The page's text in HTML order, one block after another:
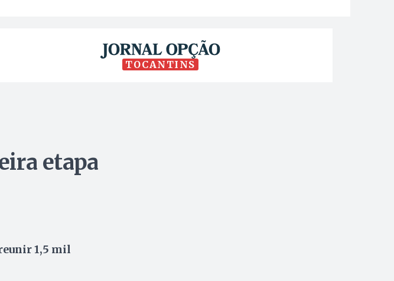
TOCANTINS
etapa
1,5 mil